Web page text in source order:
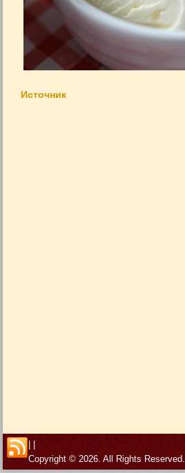
Источник
Copyright © 2026. All Rights Reserved.